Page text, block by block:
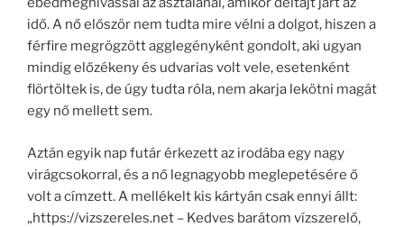
idő. A nő először nem tudta mire vélni a dolgot, hiszen a
férfire megrögzött agglegényként gondolt, aki ugyan
mindig előzékeny és udvarias volt vele, esetenként
flörtöltek is, de úgy tudta róla, nem akarja lekötni magát
egy nő mellett sem.
Aztán egyik nap futár érkezett az irodába egy nagy
virágcsokorral, és a nő legnagyobb meglepetésére ő
volt a címzett. A mellékelt kis kártyán csak ennyi állt:
„https://vizszereles.net – Kedves barátom vízszerelő,